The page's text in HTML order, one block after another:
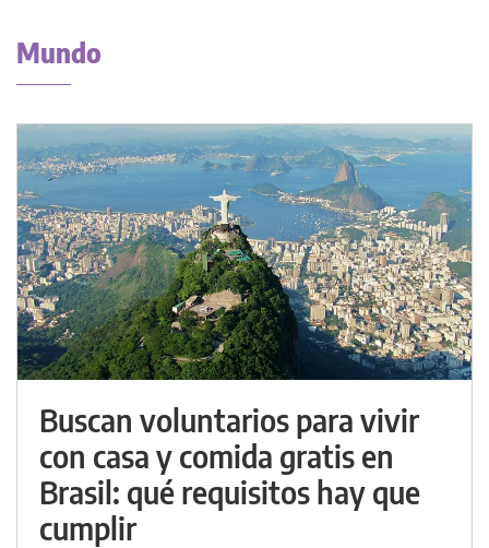
Mundo
Buscan voluntarios para vivir
con casa y comida gratis en
Brasil: qué requisitos hay que
cumplir